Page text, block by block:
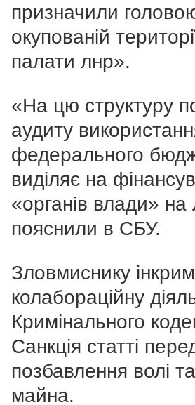
призначили
окупованій
палати лнр».
«На цю структуру
аудиту
федерального
виділяє на
«органів влади»
пояснили в СБУ.
Зловмиснику
колабораційну
Кримінального
Санкція статті
позбавлення волі
майна.